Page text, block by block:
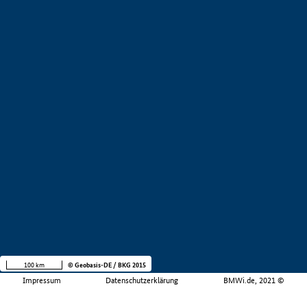
Impressum Datenschutzerklärung BMWi.de, 2021 ©
100 km © Geobasis-DE / BKG 2015